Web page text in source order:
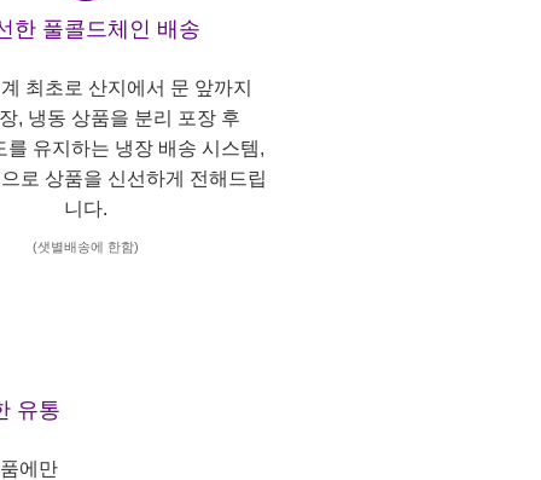
한 풀콜드체인 배송
최초로 산지에서 문 앞까지
, 냉동 상품을 분리 포장 후
를 유지하는 냉장 배송 시스템,
로 상품을 신선하게 전해드립
니다.
(샛별배송에 한함)
유통
에만